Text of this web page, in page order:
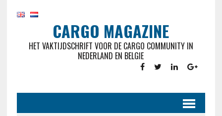
CARGO MAGAZINE
HET VAKTIJDSCHRIFT VOOR DE CARGO COMMUNITY IN
NEDERLAND EN BELGIE